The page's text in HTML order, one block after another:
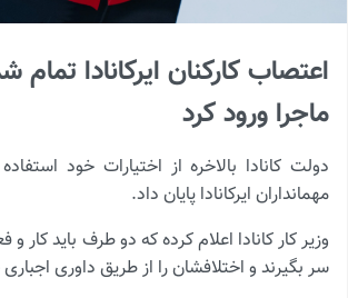
اعتصاب کارکنان ایرکانادا
ماجرا ورود کرد
دولت کانادا بالاخره از اختیارات خود
مهمانداران ایرکانادا پایان داد.
وزیر کار کانادا اعلام کرده که دو طرف باید کار
سر بگیرند و اختلافشان را از طریق داوری